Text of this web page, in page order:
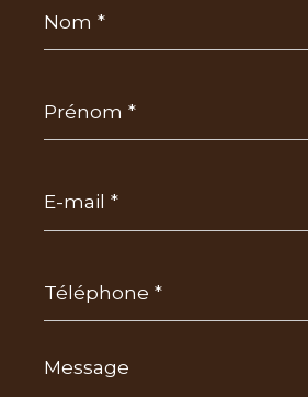
*
*
mail
*
Message
*